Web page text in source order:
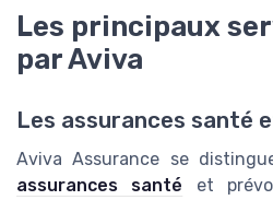
Les principaux
par Aviva
Les assurances santé
Aviva Assurance se
assurances santé et